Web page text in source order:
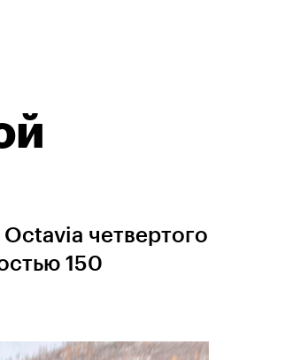
четвертого
150